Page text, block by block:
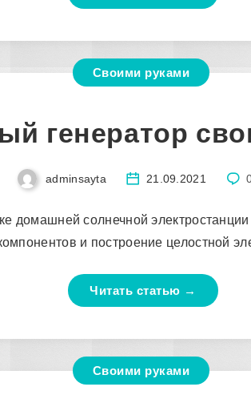
Своими руками
генератор
adminsayta 21.09.2021
домашней солнечной
и построение целостной
Читать статью →
Своими руками